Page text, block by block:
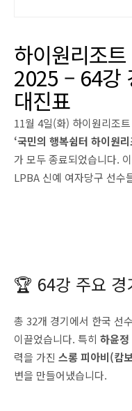
하이원리조
2025 – 64강
대진표
11월 4일(화) 하이원리조
‘국민의 행복쉼터 하이원
가 모두 종료되었습니다.
LPBA 신예 여자당구 선수
🏆 64강 주요 경
총 32개 경기에서 한국 선
이끌었습니다. 특히 하윤정
력을 가진 스롱 피아비(캄
변을 만들어냈습니다.